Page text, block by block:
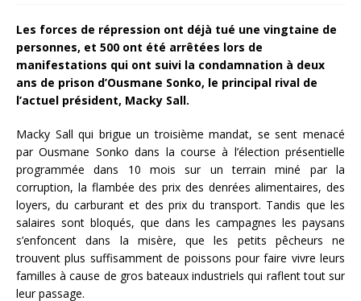
Les forces de répression ont déjà tué une vingtaine de
personnes, et 500 ont été arrêtées lors de
manifestations qui ont suivi la condamnation à deux
ans de prison d’Ousmane Sonko, le principal rival de
l’actuel président, Macky Sall.
Macky Sall qui brigue un troisième mandat, se sent menacé
par Ousmane Sonko dans la course à l’élection présentielle
programmée dans 10 mois sur un terrain miné par la
corruption, la flambée des prix des denrées alimentaires, des
loyers, du carburant et des prix du transport. Tandis que les
salaires sont bloqués, que dans les campagnes les paysans
s’enfoncent dans la misère, que les petits pêcheurs ne
trouvent plus suffisamment de poissons pour faire vivre leurs
familles à cause de gros bateaux industriels qui raflent tout sur
leur passage.